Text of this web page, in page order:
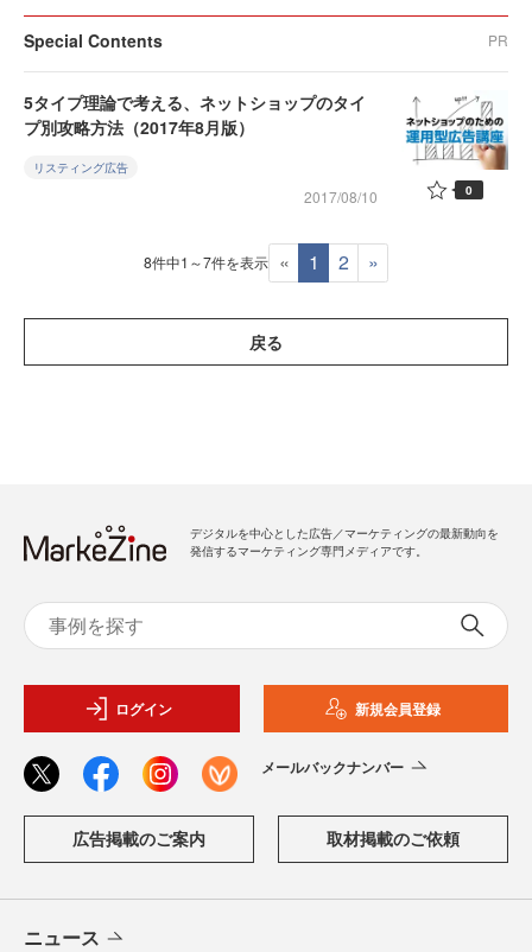
Special Contents PR
5タイプ理論で考える、ネットショップのタイ
プ別攻略方法（2017年8月版）
リスティング広告
2017/08/10 0
8件中1～7件を表示 « 1 2 »
戻る
デジタルを中心とした広告／マーケティングの最新動向を
発信するマーケティング専門メディアです。
ログイン 新規会員登録
メールバックナンバー
広告掲載のご案内 取材掲載のご依頼
ニュース